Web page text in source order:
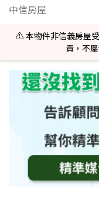
中信房屋
⚠️ 本物件非信義房屋
責，不